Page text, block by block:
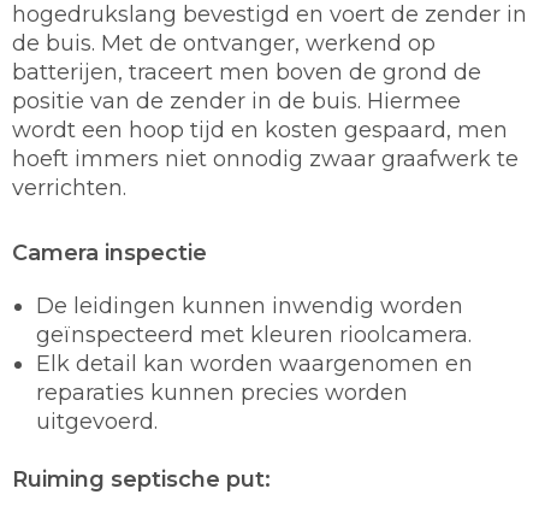
hogedrukslang bevestigd en voert de zender in
de buis. Met de ontvanger, werkend op
batterijen, traceert men boven de grond de
positie van de zender in de buis. Hiermee
wordt een hoop tijd en kosten gespaard, men
hoeft immers niet onnodig zwaar graafwerk te
verrichten.
Camera inspectie
De leidingen kunnen inwendig worden
geïnspecteerd met kleuren rioolcamera.
Elk detail kan worden waargenomen en
reparaties kunnen precies worden
uitgevoerd.
Ruiming septische put: